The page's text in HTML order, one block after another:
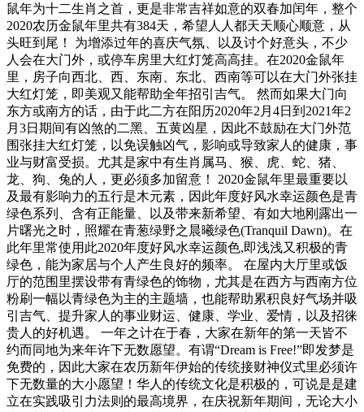
鼠年为十二生肖之首，更是非常吉祥如意的双春加闰年，整个
2020农历金鼠年里共有384天，希望人人都天天顺心顺意，从
头旺到尾！ 为增添过年的喜庆气氛、以及讨个好意头，不少
人会在大门外，或停车房里大红灯笼高高挂。在2020金鼠年
里，房子向西北、西、东南、东北、西南等可以在大门外张挂
大红灯笼，即美观又能帮助全年招引吉气。 然而如果大门向
东方或南方的话，由于此二方在阳历2020年2月4日到2021年2
月3日期间有凶煞的二黑、五黄凶星，因此不鼓励在大门外范
围张挂大红灯笼，以免误触凶气，影响或导致家人的健康，事
业与财富受损。尤其是家中有生肖属马、猴、虎、蛇、猪、
龙、狗、兔的人，更必须多加留意！ 2020金鼠年里最重要以
及最有影响力的五行是木元素，因此年度好风水幸运颜色是青
绿色系列、含有正能量、以及带来新希望、有如大地刚露出一
片曙光之时，照耀在青葱绿野之晨曦绿色(Tranquil Dawn)。在
此年里常使用此2020年度好风水幸运颜色,即浅浅又积极的青
绿色，能为家居与个人产生良好的频率。 在屋内大厅里或饭
厅的范围里摆设带有青绿色的饰物，尤其是在西方与西南方位
粉刷一幅以青绿色为主的主题墙，也能帮助累积良好气场并吸
引吉气、提升家人的事业财运、健康、学业、爱情，以及招徕
贵人的好机遇。 一年之计在于春，大家在新年的第一天皆不
约而同地为来年许下无数愿望。有谓“Dream is Free!”即发梦是
免费的，因此大家在农历新年伊始的传统接财神仪式里必须许
下无数量的大小愿望！华人的传统文化是积极的，可说是是建
立在实践吸引力法则的最高境界，在庆祝新年期间，无论大小